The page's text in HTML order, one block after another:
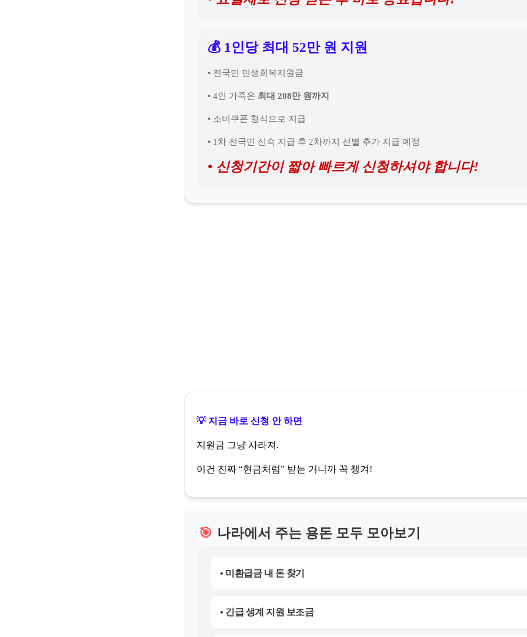
💰 1인당 최대 52만 원 지원
• 전국민 민생회복지원금
• 4인 가족은 최대 208만 원까지
• 소비쿠폰 형식으로 지급
• 1차 전국민 신속 지급 후 2차까지 선별 추가 지급 예정
• 신청기간이 짧아 빠르게 신청하셔야 합니다!
💡 지금 바로 신청 안 하면
지원금 그냥 사라져.
이건 진짜 “현금처럼” 받는 거니까 꼭 챙겨!
🎯 나라에서 주는 용돈 모두 모아보기
• 미환급금 내 돈 찾기
• 긴급 생계 지원 보조금